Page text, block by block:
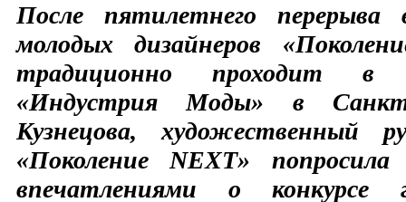
После пятилетнего перерыва
молодых дизайнеров
традиционно проходит в
«Индустрия Моды» в
Кузнецова, художественный
«Поколение NEXT»
впечатлениями о конкурсе